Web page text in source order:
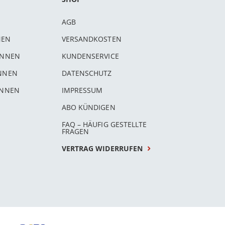
AGB
VERSANDKOSTEN
KUNDENSERVICE
DATENSCHUTZ
IMPRESSUM
ABO KÜNDIGEN
FAQ – HÄUFIG GESTELLTE
FRAGEN
VERTRAG WIDERRUFEN